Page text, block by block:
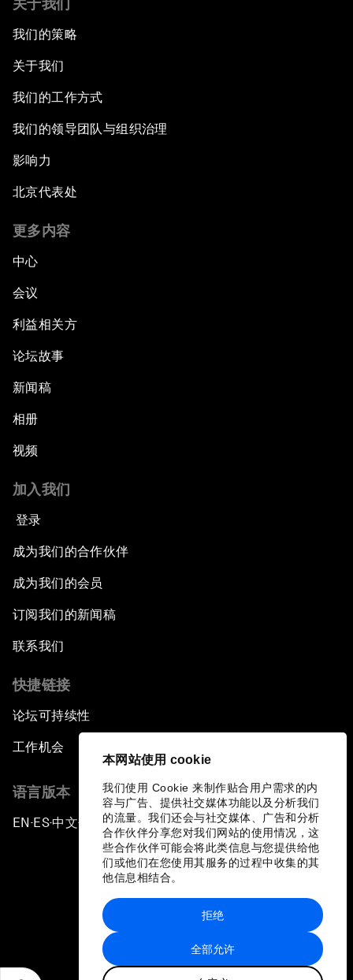
本网站使用 cookie
我们使用 Cookie 来制作贴合用户需求的内
容与广告、提供社交媒体功能以及分析我们
的流量。我们还会与社交媒体、广告和分析
合作伙伴分享您对我们网站的使用情况，这
些合作伙伴可能会将此类信息与您提供给他
们或他们在您使用其服务的过程中收集的其
他信息相结合。
全部允许
拒绝
关于我们
我们的策略
关于我们
我们的工作方式
我们的领导团队与组织治理
影响力
北京代表处
更多内容
中心
会议
利益相关方
论坛故事
新闻稿
相册
视频
加入我们
登录
成为我们的合作伙伴
成为我们的会员
订阅我们的新闻稿
联系我们
快捷链接
论坛可持续性
工作机会
语言版本
EN ▪ ES▪中文▪ 日本語
站点地图